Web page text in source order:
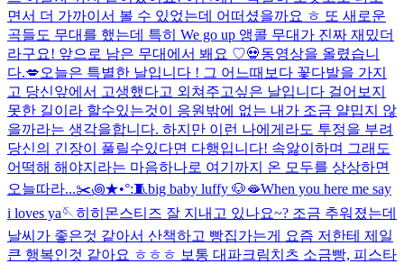
면서 더 가까이서 볼 수 있었는데 어떠셨을까요 ㅎ 또 새로운
곡들도 무대를 했는데 특히 We go up 앵콜 무대가 진짜 재밌더
라구요! 앞으로 남은 무대에서 봬요 ♡💀동영상을 올렸습니
다.💋오늘은 특별한 날입니다 ! 그 어느때보다 꽃다발을 가지
고 당신앞에서 고생했다고 외쳐주고싶은 날입니다 걸어보지
못한 길이라 할수있는것이 응원밖에 없는 내가 조금 얄밉지 않
을까라는 생각을합니다. 하지만 이런 나에게라도 투정을 부려
당신의 긴장이 풀릴수있다면 다행입니다! 속앓이하며 그래도
어떡해 해야지라는 마음하나로 여기까지 온 모두를 상상하면
오늘따라...✂️꩜★•°:🧵big baby luffy 🐶🫦When you here me say
i loves ya🪡히히 몬스티즈 잘 지내고 있나요~? 조금 추워졌는데
날씨가 좋은것 같아서 산책하고 빵집가는게 요즘 저한테 제일
큰 행복인것 같아요 ㅎㅎㅎ 보통 대파크림치츠 소금빵, 피스타